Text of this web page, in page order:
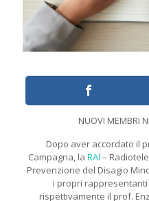
NUOVI MEMBRI
Dopo aver accordato il
Campagna, la RAI –
Prevenzione del Disagio
i propri rappresentanti
rispettivamente il prof.